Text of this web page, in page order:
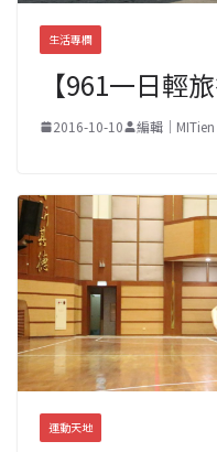
生活專欄
【961一日輕
2016-10-10 編輯｜MITien
運動天地